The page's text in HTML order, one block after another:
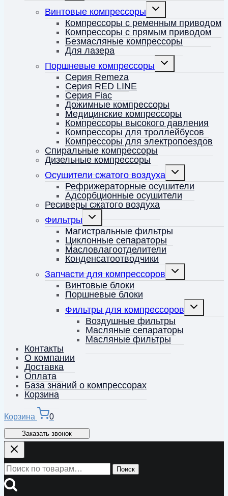
Винтовые компрессоры
Переключить
меню
Компрессоры с ременным приводом
Компрессоры с прямым приводом
Безмасляные компрессоры
Для лазера
Поршневые компрессоры
Переключить
Серия Remeza
Серия RED LINE
Серия Fiac
Дожимные компрессоры
Медицинские компрессоры
Компрессоры высокого давления
Компрессоры для троллейбусов
Компрессоры для электропоездов
Спиральные компрессоры
Дизельные компрессоры
Осушители сжатого воздуха
Переключить
меню
Рефрижераторные осушители
Адсорбционные осушители
Ресиверы сжатого воздуха
Фильтры
Переключить
дочернее
меню
Магистральные фильтры
Циклонные сепараторы
Масловлагоотделители
Конденсатоотводчики
Запчасти для компрессоров
Переключить
Винтовые блоки
Поршневые блоки
Фильтры для компрессоров
Переключить
Воздушные фильтры
Масляные сепараторы
Масляные фильтры
Контакты
О компании
Доставка
Оплата
База знаний о компрессорах
Корзина
Корзина 0
Заказать звонок
Искать: Поиск